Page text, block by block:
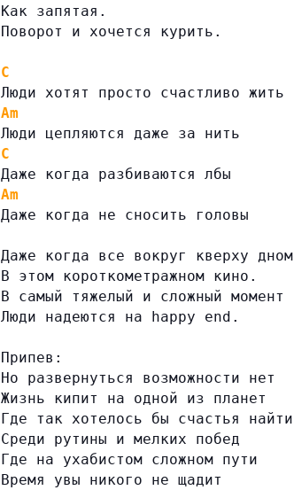
Как запятая.
Поворот и хочется курить.
C
Люди хотят просто счастливо жить
Am
Люди цепляются даже за нить
C
Даже когда разбиваются лбы
Am
Даже когда не сносить головы
Даже когда все вокруг кверху дном
В этом короткометражном кино.
В самый тяжелый и сложный момент
Люди надеются на happy end.
Припев:
Но развернуться возможности нет
Жизнь кипит на одной из планет
Где так хотелось бы счастья найти
Среди рутины и мелких побед
Где на ухабистом сложном пути
Время увы никого не щадит